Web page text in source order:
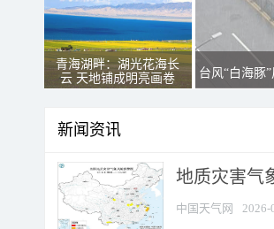
青海湖畔：湖光花海长
云 天地铺成明亮画卷
台风“白海豚
新闻资讯
地质灾害气
中国天气网 2026-